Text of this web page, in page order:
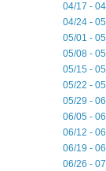
04/17 -
04/24 -
05/01 -
05/08 -
05/15 -
05/22 -
05/29 -
06/05 -
06/12 -
06/19 -
06/26 -